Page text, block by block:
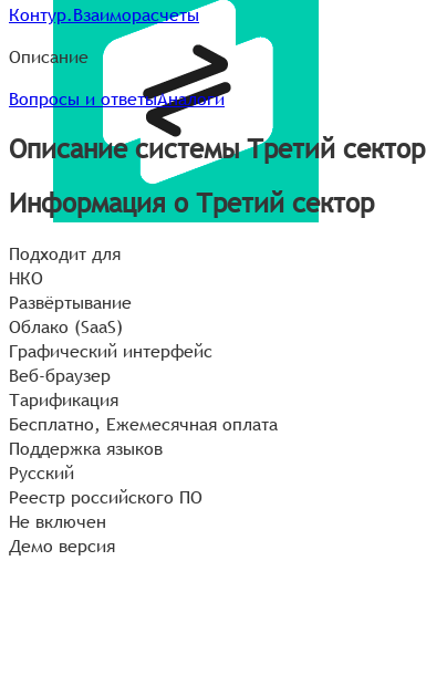
Контур.Взаиморасчеты
Описание
Вопросы и ответыАналоги
Описание системы Третий сектор
Информация о Третий сектор
Подходит для
НКО
Развёртывание
Облако (SaaS)
Графический интерфейс
Веб-браузер
Тарификация
Бесплатно, Ежемесячная оплата
Поддержка языков
Русский
Реестр российского ПО
Не включен
Демо версия